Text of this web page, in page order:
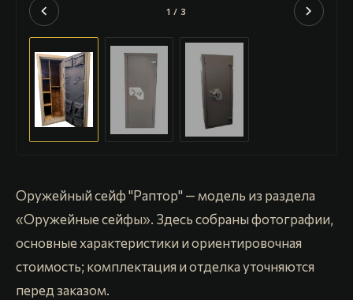
chevron_left 1 / 3 chevron_right
Оружейный сейф "Раптор" — модель из раздела
«Оружейные сейфы». Здесь собраны фотографии,
основные характеристики и ориентировочная
стоимость; комплектация и отделка уточняются
перед заказом.